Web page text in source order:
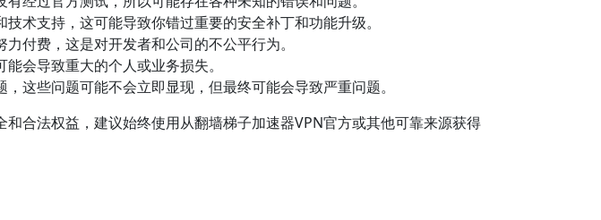
术支持，这可能导致你错过重要的安全补丁和功能升级。
付费，这是对开发者和公司的不公平行为。
会导致重大的个人或业务损失。
这些问题可能不会立即显现，但最终可能会导致严重问题。
合法权益，建议始终使用从翻墙梯子加速器VPN官方或其他可靠来源获得